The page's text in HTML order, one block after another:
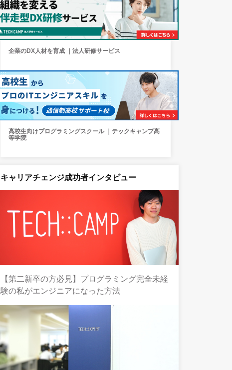
企業のDX人材を育成 ｜法人研修サービス
高校生向けプログラミングスクール ｜テックキャンプ高
等学院
キャリアチェンジ成功者インタビュー
【第二新卒の方必見】プログラミング完全未経
験の私がエンジニアになった方法